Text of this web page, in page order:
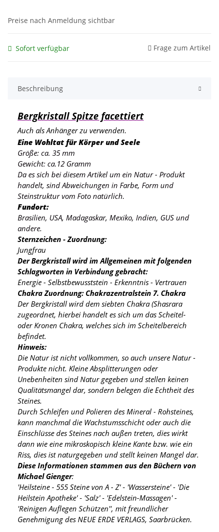
Preise nach Anmeldung sichtbar
Sofort verfügbar Frage zum Artikel
Beschreibung
Bergkristall Spitze facettiert
Auch als Anhänger zu verwenden.
Eine Wohltat für Körper und Seele
Größe: ca. 35 mm
Gewicht: ca.12 Gramm
Da es sich bei diesem Artikel um ein Natur - Produkt
handelt, sind Abweichungen in Farbe, Form und
Steinstruktur vom Foto natürlich.
Fundort:
Brasilien, USA, Madagaskar, Mexiko, Indien, GUS und
andere.
Sternzeichen - Zuordnung:
Jungfrau
Der Bergkristall wird im Allgemeinen mit folgenden
Schlagworten in Verbindung gebracht:
Energie - Selbstbewusststein - Erkenntnis - Vertrauen
Chakra Zuordnung: Chakrazentralstein 7. Chakra
Der Bergkristall wird dem siebten Chakra (Shasrara
zugeordnet, hierbei handelt es sich um das Scheitel-
oder Kronen Chakra, welches sich im Scheitelbereich
befindet.
Hinweis:
Die Natur ist nicht vollkommen, so auch unsere Natur -
Produkte nicht. Kleine Absplitterungen oder
Unebenheiten sind Natur gegeben und stellen keinen
Qualitätsmangel dar, sondern belegen die Echtheit des
Steines.
Durch Schleifen und Polieren des Mineral - Rohsteines,
kann manchmal die Wachstumsschicht oder auch die
Einschlüsse des Steines nach außen treten, dies wirkt
dann wie eine mikroskopisch kleine Kante bzw. wie ein
Riss, dies ist naturgegeben und stellt keinen Mangel dar.
Diese Informationen stammen aus den Büchern von
Michael Gienger:
'Heilsteine - 555 Steine von A - Z' - 'Wassersteine' - 'Die
Heilstein Apotheke' - 'Salz' - 'Edelstein-Massagen' -
'Reinigen Auflegen Schützen'', mit freundlicher
Genehmigung des NEUE ERDE VERLAGS, Saarbrücken.